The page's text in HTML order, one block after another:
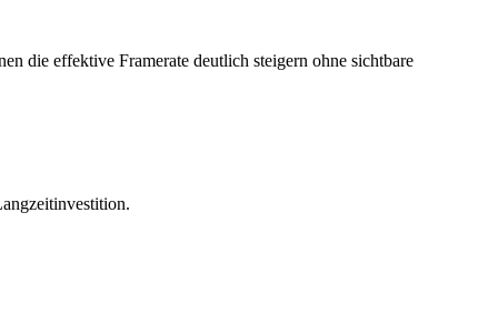
die effektive Framerate deutlich steigern ohne sichtbare